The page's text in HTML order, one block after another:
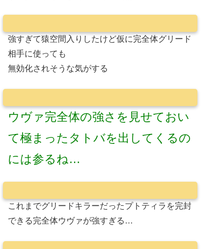
強すぎて猿空間入りしたけど仮に完全体グリード
相手に使っても
無効化されそうな気がする
ウヴァ完全体の強さを見せておい
て極まったタトバを出してくるの
には参るね…
これまでグリードキラーだったプトティラを完封
できる完全体ウヴァが強すぎる…